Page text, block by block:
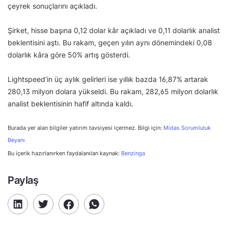
çeyrek sonuçlarını açıkladı.
Şirket, hisse başına 0,12 dolar kâr açıkladı ve 0,11 dolarlık analist
beklentisini aştı. Bu rakam, geçen yılın aynı dönemindeki 0,08
dolarlık kâra göre 50% artış gösterdi.
Lightspeed’in üç aylık gelirleri ise yıllık bazda 16,87% artarak
280,13 milyon dolara yükseldi. Bu rakam, 282,65 milyon dolarlık
analist beklentisinin hafif altında kaldı.
Burada yer alan bilgiler yatırım tavsiyesi içermez. Bilgi için: Midas Sorumluluk
Beyanı
Bu içerik hazırlanırken faydalanılan kaynak: Benzinga
Paylaş